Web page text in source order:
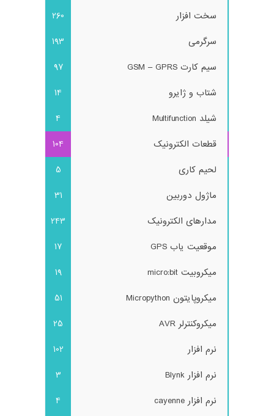
سخت افزار
260
سرگرمی
193
سیم کارت GSM – GPRS
97
شتاب و ژایرو
14
شیلد Multifunction
4
قطعات الکترونیک
104
لحیم کاری
5
ماژول دوربین
31
مدارهای الکترونیک
243
موقعیت یاب GPS
17
میکروبیت micro:bit
19
میکروپایتون Micropython
51
میکروکنترلر AVR
25
نرم افزار
102
نرم افزار Blynk
3
نرم افزار cayenne
4